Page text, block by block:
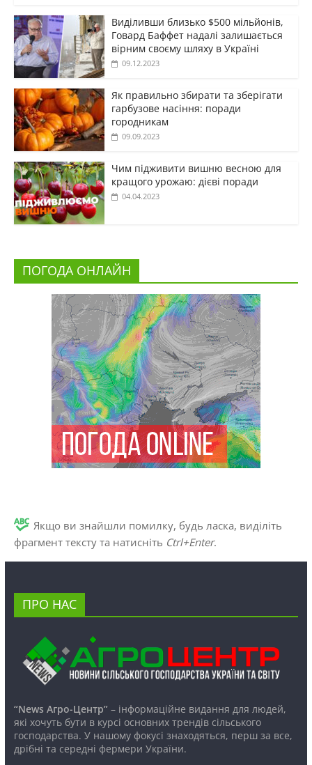
Виділивши близько $500 мільйонів,
Говард Баффет надалі залишається
вірним своєму шляху в Україні
09.12.2023
Як правильно збирати та зберігати
гарбузове насіння: поради
городникам
09.09.2023
Чим підживити вишню весною для
кращого урожаю: дієві поради
04.04.2023
ПОГОДА ОНЛАЙН
Якщо ви знайшли помилку, будь ласка, виділіть
фрагмент тексту та натисніть Ctrl+Enter.
ПРО НАС
“News Агро-Центр”– інформаційне видання для людей,
які хочуть бути в курсі основних трендів сільського
господарства. У нашому фокусі знаходяться, перш за все,
дрібні та середні фермери України.